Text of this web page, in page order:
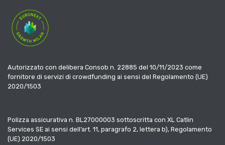
Autorizzato con delibera Consob n. 22885 del 10/11/2023 come
fornitore di servizi di crowdfunding ai sensi del Regolamento (UE)
2020/1503
Polizza assicurativa n. BL27000003 sottoscritta con XL Catlin
Services SE ai sensi dell’art. 11, paragrafo 2, lettera b), Regolamento
(UE) 2020/1503